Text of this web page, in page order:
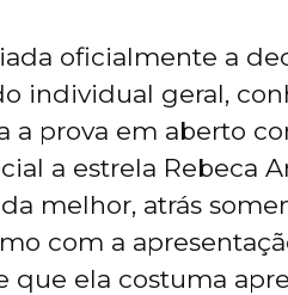
oficialmente a
individual geral,
a prova em aberto
a estrela Rebeca
melhor, atrás
com a
que ela costuma